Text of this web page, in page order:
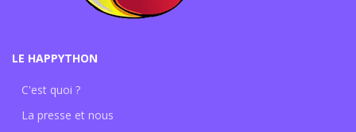
LE HAPPYTHON
C'est quoi ?
La presse et nous